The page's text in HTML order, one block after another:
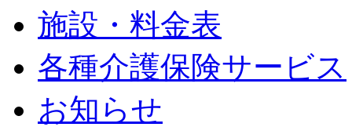
施設・料金表
各種介護保険サービス
お知らせ